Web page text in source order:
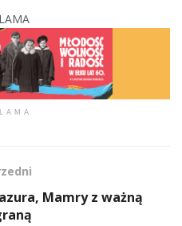
Mamry z ważną